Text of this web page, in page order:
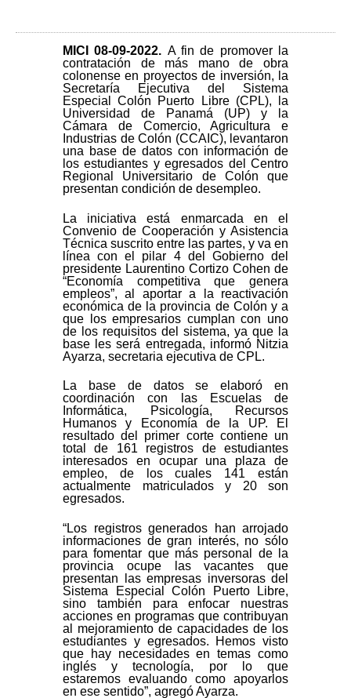
MICI 08-09-2022. A fin de promover la
contratación de más mano de obra
colonense en proyectos de inversión, la
Secretaría Ejecutiva del Sistema
Especial Colón Puerto Libre (CPL), la
Universidad de Panamá (UP) y la
Cámara de Comercio, Agricultura e
Industrias de Colón (CCAIC), levantaron
una base de datos con información de
los estudiantes y egresados del Centro
Regional Universitario de Colón que
presentan condición de desempleo.
La iniciativa está enmarcada en el
Convenio de Cooperación y Asistencia
Técnica suscrito entre las partes, y va en
línea con el pilar 4 del Gobierno del
presidente Laurentino Cortizo Cohen de
“Economía competitiva que genera
empleos”, al aportar a la reactivación
económica de la provincia de Colón y a
que los empresarios cumplan con uno
de los requisitos del sistema, ya que la
base les será entregada, informó Nitzia
Ayarza, secretaria ejecutiva de CPL.
La base de datos se elaboró en
coordinación con las Escuelas de
Informática, Psicología, Recursos
Humanos y Economía de la UP. El
resultado del primer corte contiene un
total de 161 registros de estudiantes
interesados en ocupar una plaza de
empleo, de los cuales 141 están
actualmente matriculados y 20 son
egresados.
“Los registros generados han arrojado
informaciones de gran interés, no sólo
para fomentar que más personal de la
provincia ocupe las vacantes que
presentan las empresas inversoras del
Sistema Especial Colón Puerto Libre,
sino también para enfocar nuestras
acciones en programas que contribuyan
al mejoramiento de capacidades de los
estudiantes y egresados. Hemos visto
que hay necesidades en temas como
inglés y tecnología, por lo que
estaremos evaluando como apoyarlos
en ese sentido”, agregó Ayarza.